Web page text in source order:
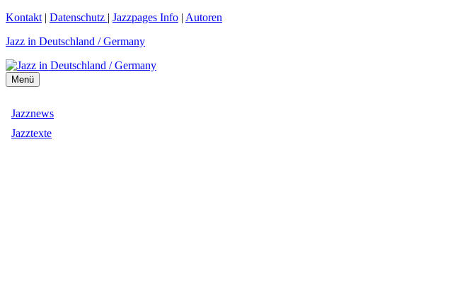
Zum
springen
Kontakt | Datenschutz | Jazzpages Info | Autoren
Jazz in Deutschland / Germany
Menü
Jazznews
Jazztexte